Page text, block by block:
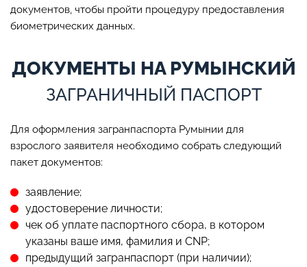
документов, чтобы пройти процедуру предоставления
биометрических данных.
ДОКУМЕНТЫ НА РУМЫНСКИЙ
ЗАГРАНИЧНЫЙ ПАСПОРТ
Для оформления загранпаспорта Румынии для
взрослого заявителя необходимо собрать следующий
пакет документов:
заявление;
удостоверение личности;
чек об уплате паспортного сбора, в котором
указаны ваше имя, фамилия и CNP;
предыдущий загранпаспорт (при наличии);